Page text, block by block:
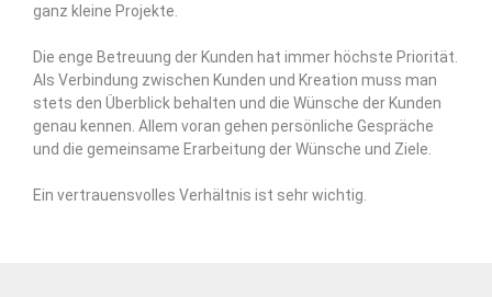
ganz klei­ne Projekte.
Die enge Betreu­ung der Kun­den hat immer höchs­te Prio­ri­tät.
Als Ver­bin­dung zwi­schen Kun­den und Krea­ti­on muss man
stets den Über­blick behal­ten und die Wün­sche der Kun­den
genau ken­nen. Allem vor­an gehen per­sön­li­che Gesprä­che
und die gemein­sa­me Erar­bei­tung der Wün­sche und Ziele.
Ein ver­trau­ens­vol­les Ver­hält­nis ist sehr wichtig.